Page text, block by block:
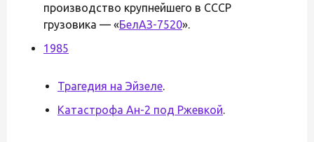
производство крупнейшего в СССР
грузовика — «БелАЗ-7520».
1985
Трагедия на Эйзеле.
Катастрофа Ан-2 под Ржевкой.